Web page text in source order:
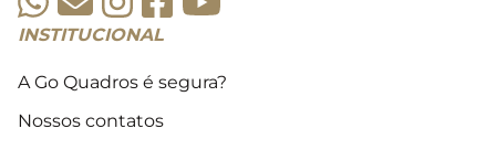
INSTITUCIONAL
A Go Quadros é segura?
Nossos contatos